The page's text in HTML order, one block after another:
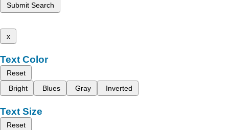
Submit Search
x
Text Color
Reset
Bright
Blues Gray Inverted
Text Size
Reset